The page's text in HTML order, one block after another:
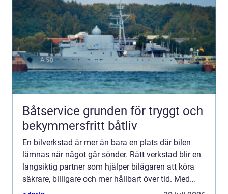
Båtservice grunden för tryggt och
bekymmersfritt båtliv
En bilverkstad är mer än bara en plats där bilen
lämnas när något går sönder. Rätt verkstad blir en
långsiktig partner som hjälper bilägaren att köra
säkrare, billigare och mer hållbart över tid. Med
moderna bilar, avancerad elektronik och ökade